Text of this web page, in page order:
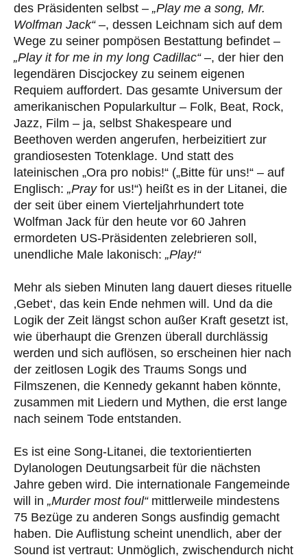
des Präsidenten selbst – „Play me a song, Mr.
Wolfman Jack“ –, dessen Leichnam sich auf dem
Wege zu seiner pompösen Bestattung befindet –
„Play it for me in my long Cadillac“–, der hier den
legendären Discjockey zu seinem eigenen
Requiem auffordert. Das gesamte Universum der
amerikanischen Popularkultur – Folk, Beat, Rock,
Jazz, Film – ja, selbst Shakespeare und
Beethoven werden angerufen, herbeizitiert zur
grandiosesten Totenklage. Und statt des
lateinischen „Ora pro nobis!“ („Bitte für uns!“ – auf
Englisch: „Prayfor us!“) heißt es in der Litanei, die
der seit über einem Vierteljahrhundert tote
Wolfman Jack für den heute vor 60 Jahren
ermordeten US-Präsidenten zelebrieren soll,
unendliche Male lakonisch: „Play!“
Mehr als sieben Minuten lang dauert dieses rituelle
‚Gebet‘, das kein Ende nehmen will. Und da die
Logik der Zeit längst schon außer Kraft gesetzt ist,
wie überhaupt die Grenzen überall durchlässig
werden und sich auflösen, so erscheinen hier nach
der zeitlosen Logik des Traums Songs und
Filmszenen, die Kennedy gekannt haben könnte,
zusammen mit Liedern und Mythen, die erst lange
nach seinem Tode entstanden.
Es ist eine Song-Litanei, die textorientierten
Dylanologen Deutungsarbeit für die nächsten
Jahre geben wird. Die internationale Fangemeinde
will in „Murder most foul“mittlerweile mindestens
75 Bezüge zu anderen Songs ausfindig gemacht
haben. Die Auflistung scheint unendlich, aber der
Sound ist vertraut: Unmöglich, zwischendurch nicht